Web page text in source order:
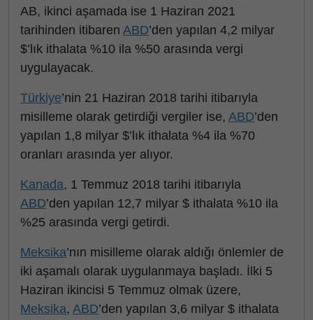
AB, ikinci aşamada ise 1 Haziran 2021
tarihinden itibaren ABD’den yapılan 4,2 milyar
$’lık ithalata %10 ila %50 arasında vergi
uygulayacak.
Türkiye’nin 21 Haziran 2018 tarihi itibarıyla
misilleme olarak getirdiği vergiler ise, ABD’den
yapılan 1,8 milyar $’lık ithalata %4 ila %70
oranları arasında yer alıyor.
Kanada, 1 Temmuz 2018 tarihi itibarıyla
ABD’den yapılan 12,7 milyar $ ithalata %10 ila
%25 arasında vergi getirdi.
Meksika’nın misilleme olarak aldığı önlemler de
iki aşamalı olarak uygulanmaya başladı. İlki 5
Haziran ikincisi 5 Temmuz olmak üzere,
Meksika, ABD’den yapılan 3,6 milyar $ ithalata